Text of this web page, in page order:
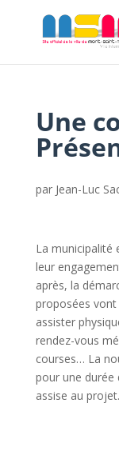
Une
par Jean-Luc
La municipalité
leur
après, la
proposées
assister
rendez-vous
courses… La
pour une durée
assise au projet.